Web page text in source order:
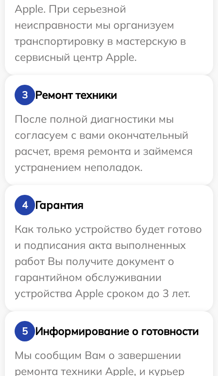
Apple. При серьезной
неисправности мы организуем
транспортировку в мастерскую в
сервисный центр Apple.
3
Ремонт техники
После полной диагностики мы
согласуем с вами окончательный
расчет, время ремонта и займемся
устранением неполадок.
4
Гарантия
Как только устройство будет готово
и подписания акта выполненных
работ Вы получите документ о
гарантийном обслуживании
устройства Apple сроком до 3 лет.
5
Информирование о готовности
Мы сообщим Вам о завершении
ремонта техники Apple, и курьер